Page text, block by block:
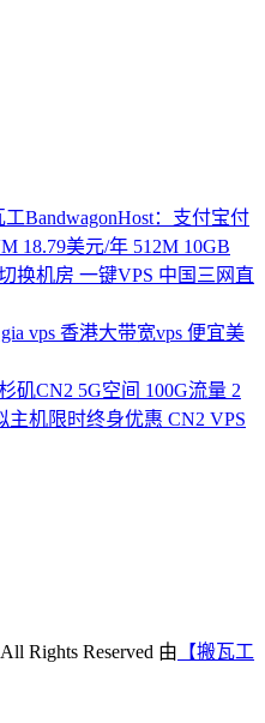
All Rights Reserved 由 【搬瓦工